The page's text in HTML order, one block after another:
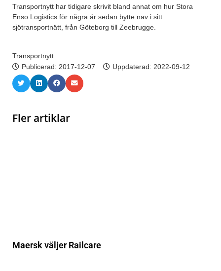
Transportnytt har tidigare skrivit bland annat om hur Stora
Enso Logistics för några år sedan bytte nav i sitt
sjötransportnätt, från Göteborg till Zeebrugge.
Transportnytt
Publicerad: 2017-12-07 Uppdaterad: 2022-09-12
Fler artiklar
Maersk väljer Railcare